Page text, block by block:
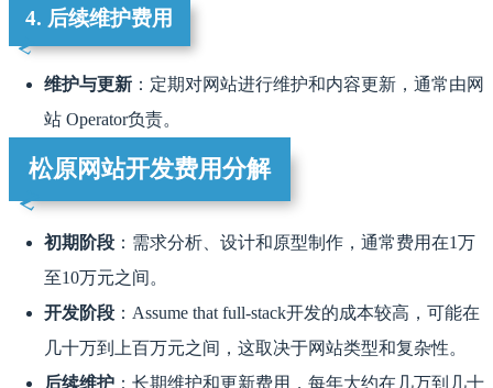
4. 后续维护费用
维护与更新 ：定期对网站进行维护和内容更新，通常由网
站 Operator负责。
松原网站开发费用分解
初期阶段 ：需求分析、设计和原型制作，通常费用在1万
至10万元之间。
开发阶段 ：Assume that full-stack开发的成本较高，可能在
几十万到上百万元之间，这取决于网站类型和复杂性。
后续维护 ：长期维护和更新费用，每年大约在几万到几十